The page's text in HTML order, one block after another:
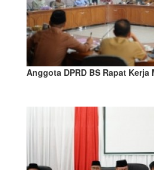
Anggota DPRD BS Rapat